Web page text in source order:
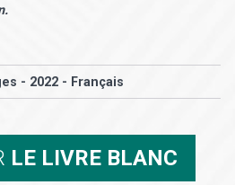
- 2022 - Français
LE LIVRE BLANC